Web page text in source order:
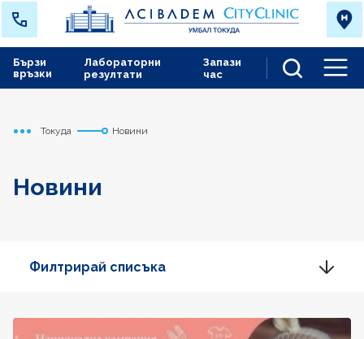
Лабораторни
резултати
Запази
час
Бързи
връзки
Начало
Токуда Новини
Новини
Филтрирай списъка